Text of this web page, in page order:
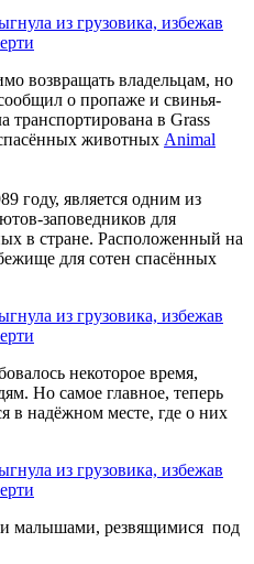
возвращать владельцам, но
о пропаже и свинья-
транспортирована в Grass
животных Animal
году, является одним из
заповедников для
в стране. Расположенный на
для сотен спасённых
некоторое время,
Но самое главное, теперь
в надёжном месте, где о них
малышами, резвящимися под